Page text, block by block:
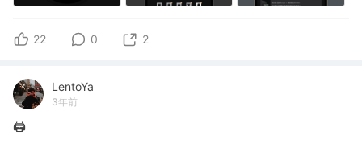
22 0 2
LentoYa
3年前
🖨